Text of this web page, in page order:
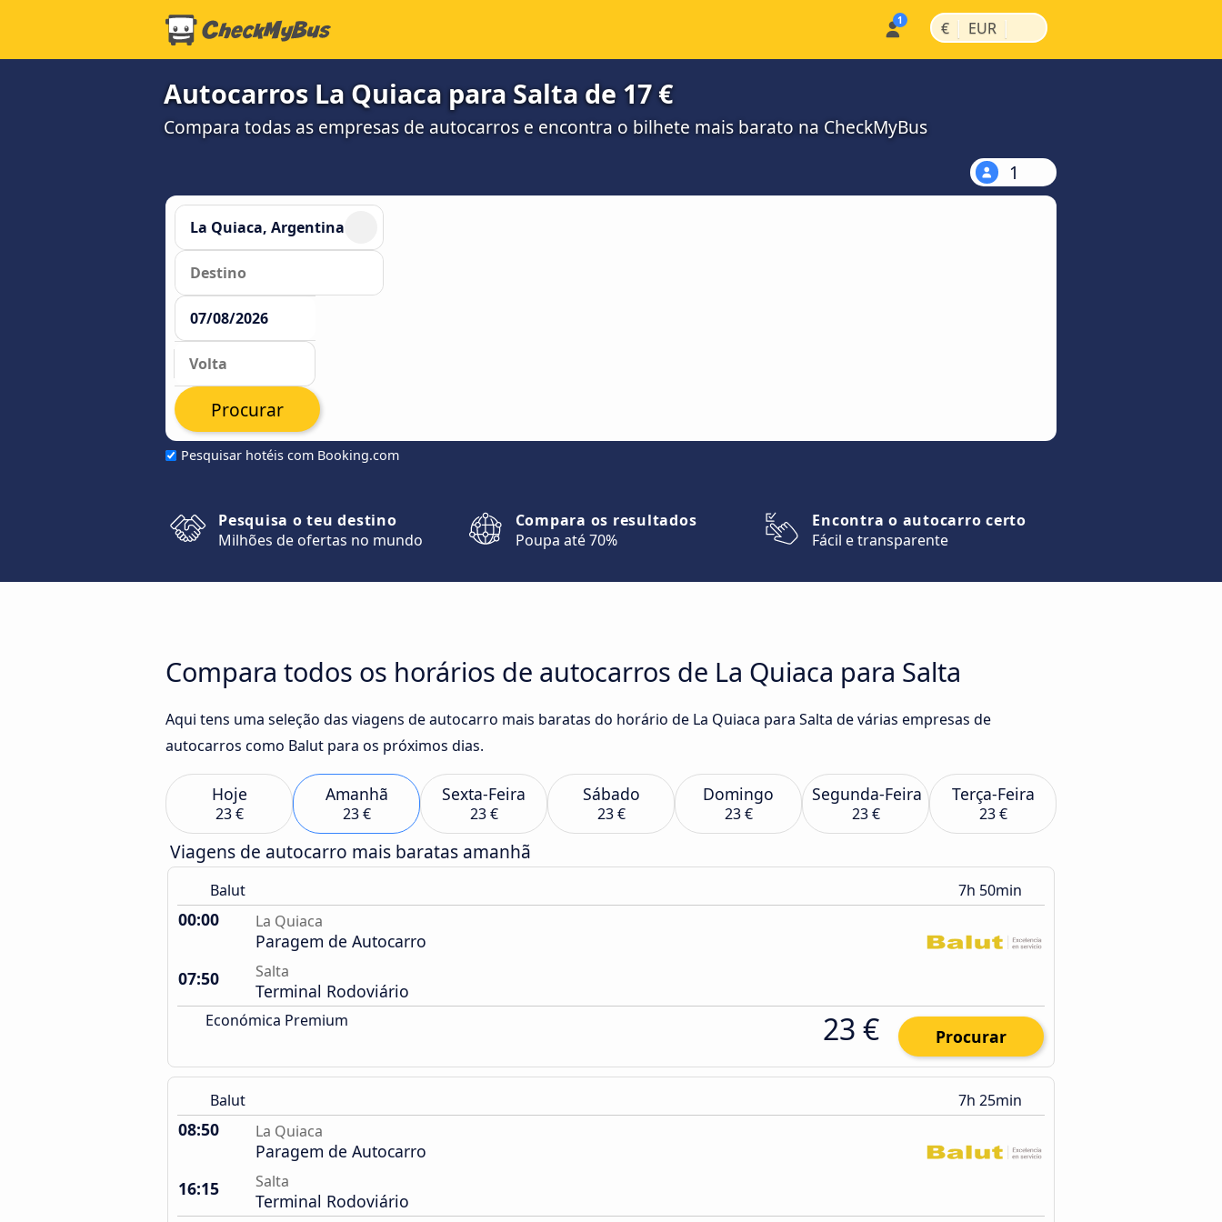
€ | EUR |
Autocarros La Quiaca para Salta de 17 €
Compara todas as empresas de autocarros e encontra o bilhete mais barato na CheckMyBus
1
Pesquisar hotéis com Booking.com
Procurar
Pesquisa o teu destino
Milhões de ofertas no mundo
Compara os resultados
Poupa até 70%
Encontra o autocarro certo
Fácil e transparente
Compara todos os horários de autocarros de La Quiaca para Salta
Aqui tens uma seleção das viagens de autocarro mais baratas do horário de La Quiaca para Salta de várias empresas de
autocarros como Balut para os próximos dias.
Hoje
23 €
Amanhã
23 €
Sexta-Feira
23 €
Sábado
23 €
Domingo
23 €
Segunda-Feira
23 €
Terça-Feira
23 €
Viagens de autocarro mais baratas amanhã
Balut 7h 50min
00:00 La Quiaca
Paragem de Autocarro
07:50
Salta
Terminal Rodoviário
Económica Premium 23 € Procurar
Balut 7h 25min
08:50 La Quiaca
Paragem de Autocarro
16:15
Salta
Terminal Rodoviário